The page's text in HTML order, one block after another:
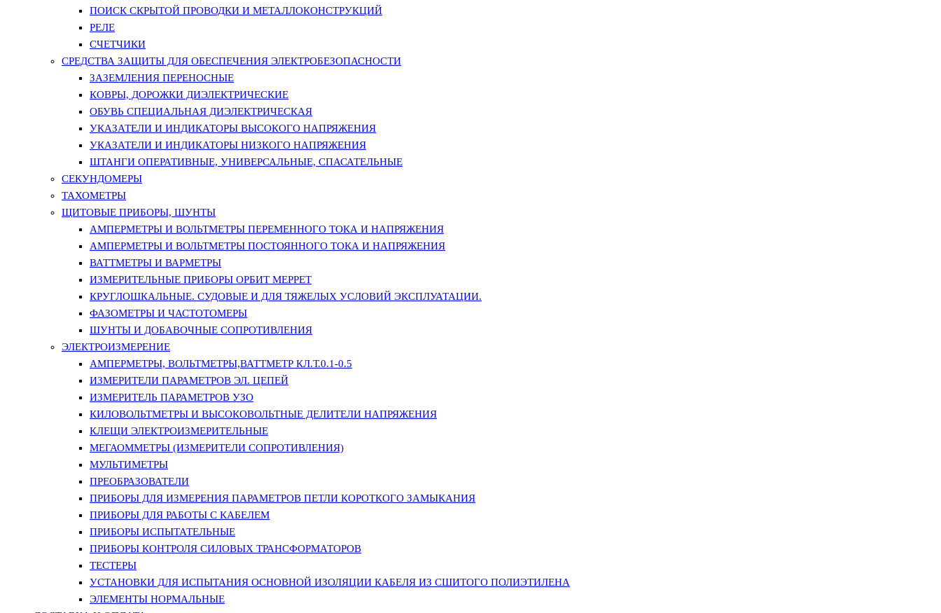
ПОИСК СКРЫТОЙ ПРОВОДКИ И МЕТАЛЛОКОНСТРУКЦИЙ
РЕЛЕ
СЧЕТЧИКИ
СРЕДСТВА ЗАЩИТЫ ДЛЯ ОБЕСПЕЧЕНИЯ ЭЛЕКТРОБЕЗОПАСНОСТИ
ЗАЗЕМЛЕНИЯ ПЕРЕНОСНЫЕ
КОВРЫ, ДОРОЖКИ ДИЭЛЕКТРИЧЕСКИЕ
ОБУВЬ СПЕЦИАЛЬНАЯ ДИЭЛЕКТРИЧЕСКАЯ
УКАЗАТЕЛИ И ИНДИКАТОРЫ ВЫСОКОГО НАПРЯЖЕНИЯ
УКАЗАТЕЛИ И ИНДИКАТОРЫ НИЗКОГО НАПРЯЖЕНИЯ
ШТАНГИ ОПЕРАТИВНЫЕ, УНИВЕРСАЛЬНЫЕ, СПАСАТЕЛЬНЫЕ
СЕКУНДОМЕРЫ
ТАХОМЕТРЫ
ЩИТОВЫЕ ПРИБОРЫ, ШУНТЫ
АМПЕРМЕТРЫ И ВОЛЬТМЕТРЫ ПЕРЕМЕННОГО ТОКА И НАПРЯЖЕНИЯ
АМПЕРМЕТРЫ И ВОЛЬТМЕТРЫ ПОСТОЯННОГО ТОКА И НАПРЯЖЕНИЯ
ВАТТМЕТРЫ И ВАРМЕТРЫ
ИЗМЕРИТЕЛЬНЫЕ ПРИБОРЫ ОРБИТ МЕРРЕТ
КРУГЛОШКАЛЬНЫЕ. СУДОВЫЕ И ДЛЯ ТЯЖЕЛЫХ УСЛОВИЙ ЭКСПЛУАТАЦИИ.
ФАЗОМЕТРЫ И ЧАСТОТОМЕРЫ
ШУНТЫ И ДОБАВОЧНЫЕ СОПРОТИВЛЕНИЯ
ЭЛЕКТРОИЗМЕРЕНИЕ
АМПЕРМЕТРЫ, ВОЛЬТМЕТРЫ,ВАТТМЕТР КЛ.Т.0.1-0.5
ИЗМЕРИТЕЛИ ПАРАМЕТРОВ ЭЛ. ЦЕПЕЙ
ИЗМЕРИТЕЛЬ ПАРАМЕТРОВ УЗО
КИЛОВОЛЬТМЕТРЫ И ВЫСОКОВОЛЬТНЫЕ ДЕЛИТЕЛИ НАПРЯЖЕНИЯ
КЛЕЩИ ЭЛЕКТРОИЗМЕРИТЕЛЬНЫЕ
МЕГАОММЕТРЫ (ИЗМЕРИТЕЛИ СОПРОТИВЛЕНИЯ)
МУЛЬТИМЕТРЫ
ПРЕОБРАЗОВАТЕЛИ
ПРИБОРЫ ДЛЯ ИЗМЕРЕНИЯ ПАРАМЕТРОВ ПЕТЛИ КОРОТКОГО ЗАМЫКАНИЯ
ПРИБОРЫ ДЛЯ РАБОТЫ С КАБЕЛЕМ
ПРИБОРЫ ИСПЫТАТЕЛЬНЫЕ
ПРИБОРЫ КОНТРОЛЯ СИЛОВЫХ ТРАНСФОРМАТОРОВ
ТЕСТЕРЫ
УСТАНОВКИ ДЛЯ ИСПЫТАНИЯ ОСНОВНОЙ ИЗОЛЯЦИИ КАБЕЛЯ ИЗ СШИТОГО ПОЛИЭТИЛЕНА
ЭЛЕМЕНТЫ НОРМАЛЬНЫЕ